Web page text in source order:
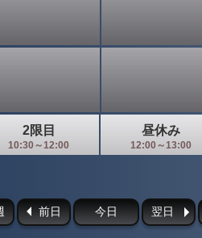
2限目
10:30～12:00
昼休み
12:00～13:00
前日 今日 翌日